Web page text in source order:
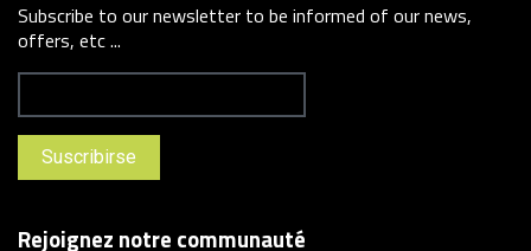
Subscribe to our newsletter to be informed of our news,
offers, etc ...
Rejoignez notre communauté